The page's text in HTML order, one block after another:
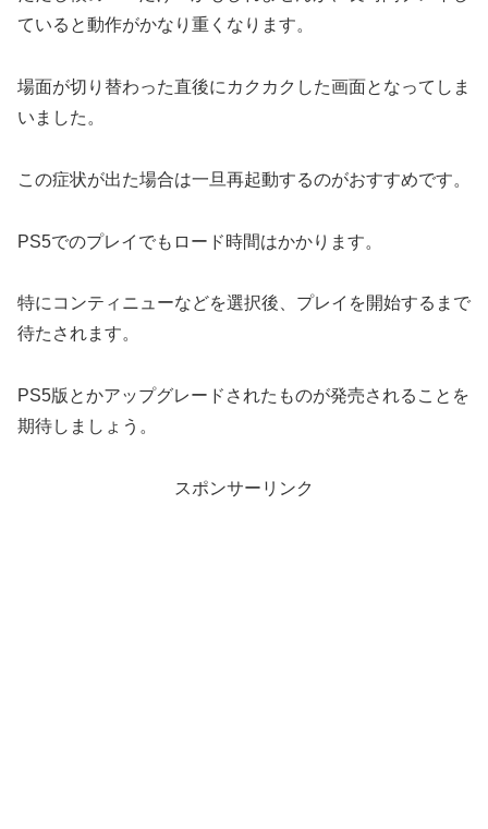
ていると動作がかなり重くなります。
場面が切り替わった直後にカクカクした画面となってしま
いました。
この症状が出た場合は一旦再起動するのがおすすめです。
PS5でのプレイでもロード時間はかかります。
特にコンティニューなどを選択後、プレイを開始するまで
待たされます。
PS5版とかアップグレードされたものが発売されることを
期待しましょう。
スポンサーリンク